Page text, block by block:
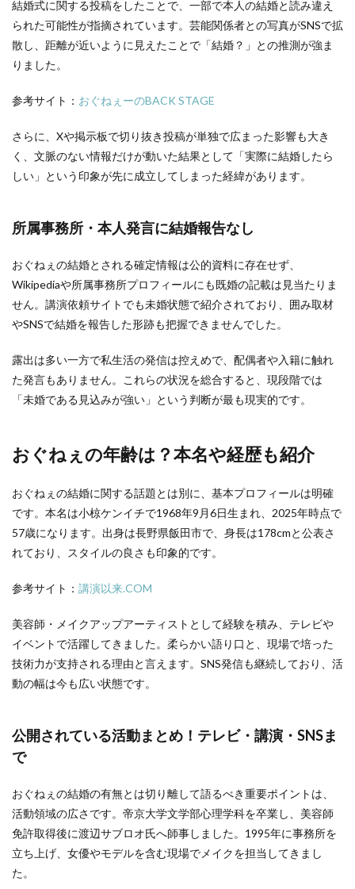
結婚式に関する投稿をしたことで、一部で本人の結婚と読み違え
られた可能性が指摘されています。芸能関係者との写真がSNSで拡
散し、距離が近いように見えたことで「結婚？」との推測が強ま
りました。
参考サイト： おぐねぇーのBACK STAGE
さらに、Xや掲示板で切り抜き投稿が単独で広まった影響も大き
く、文脈のない情報だけが動いた結果として「実際に結婚したら
しい」という印象が先に成立してしまった経緯があります。
所属事務所・本人発言に結婚報告なし
おぐねぇの結婚とされる確定情報は公的資料に存在せず、
Wikipediaや所属事務所プロフィールにも既婚の記載は見当たりま
せん。講演依頼サイトでも未婚状態で紹介されており、囲み取材
やSNSで結婚を報告した形跡も把握できませんでした。
露出は多い一方で私生活の発信は控えめで、配偶者や入籍に触れ
た発言もありません。これらの状況を総合すると、現段階では
「未婚である見込みが強い」という判断が最も現実的です。
おぐねぇの年齢は？本名や経歴も紹介
おぐねぇの結婚に関する話題とは別に、基本プロフィールは明確
です。本名は小椋ケンイチで1968年9月6日生まれ、2025年時点で
57歳になります。出身は長野県飯田市で、身長は178cmと公表さ
れており、スタイルの良さも印象的です。
参考サイト： 講演以来.COM
美容師・メイクアップアーティストとして経験を積み、テレビや
イベントで活躍してきました。柔らかい語り口と、現場で培った
技術力が支持される理由と言えます。SNS発信も継続しており、活
動の幅は今も広い状態です。
公開されている活動まとめ！テレビ・講演・SNSま
で
おぐねぇの結婚の有無とは切り離して語るべき重要ポイントは、
活動領域の広さです。帝京大学文学部心理学科を卒業し、美容師
免許取得後に渡辺サブロオ氏へ師事しました。1995年に事務所を
立ち上げ、女優やモデルを含む現場でメイクを担当してきまし
た。